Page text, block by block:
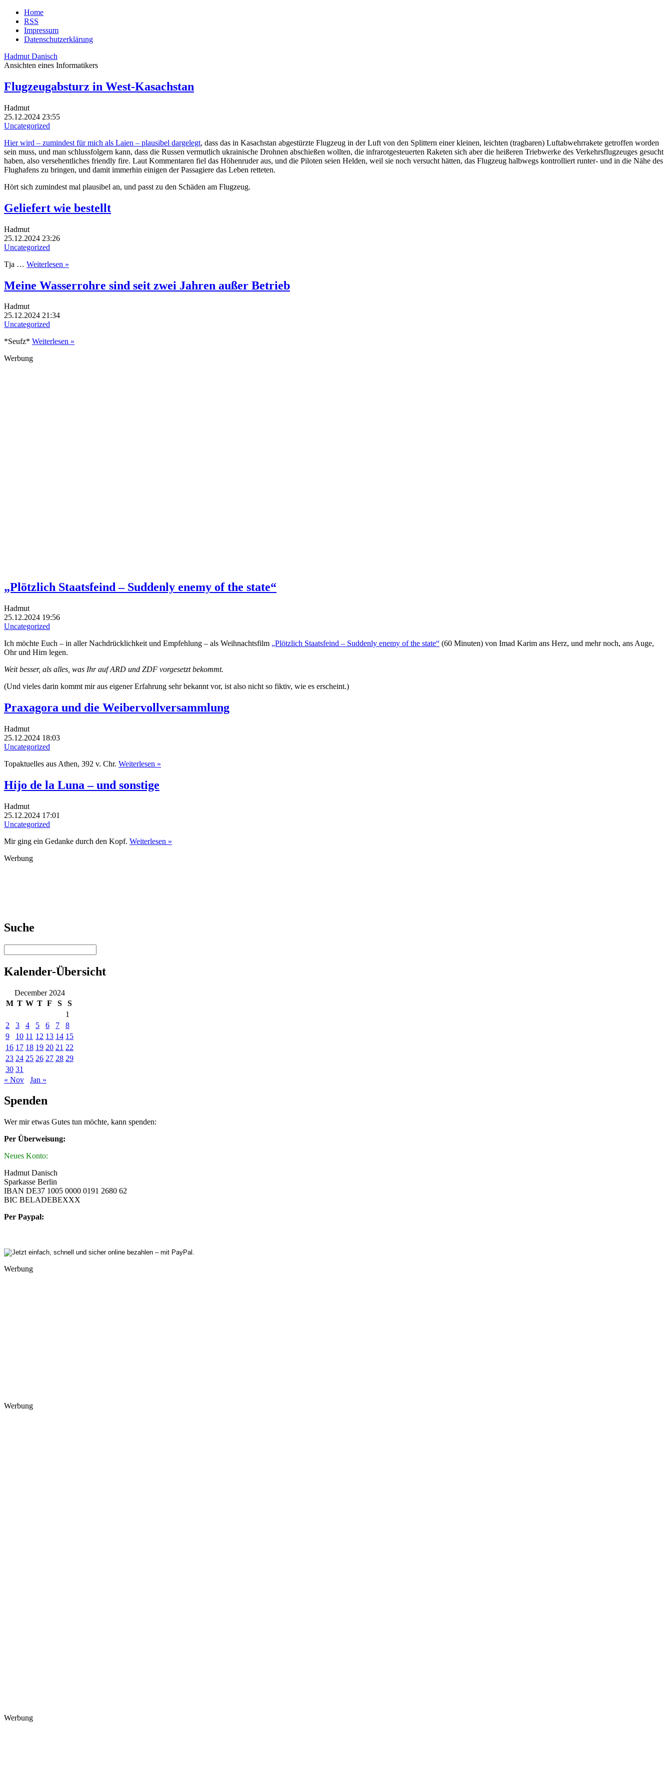
Home
RSS
Impressum
Datenschutzerklärung
Hadmut Danisch
Ansichten eines Informatikers
Flugzeugabsturz in West-Kasachstan
Hadmut
25.12.2024 23:55
Uncategorized
Hier wird – zumindest für mich als Laien – plausibel dargelegt, dass das in Kasachstan abgestürzte Flugzeug in der Luft von den Splittern einer kleinen, leichten (tragbaren) Luftabwehrrakete getroffen worden
sein muss, und man schlussfolgern kann, dass die Russen vermutlich ukrainische Drohnen abschießen wollten, die infrarotgesteuerten Raketen sich aber die heißeren Triebwerke des Verkehrsflugzeuges gesucht
haben, also versehentliches friendly fire. Laut Kommentaren fiel das Höhenruder aus, und die Piloten seien Helden, weil sie noch versucht hätten, das Flugzeug halbwegs kontrolliert runter- und in die Nähe des
Flughafens zu bringen, und damit immerhin einigen der Passagiere das Leben retteten.
Hört sich zumindest mal plausibel an, und passt zu den Schäden am Flugzeug.
Geliefert wie bestellt
Hadmut
25.12.2024 23:26
Uncategorized
Tja … Weiterlesen »
Meine Wasserrohre sind seit zwei Jahren außer Betrieb
Hadmut
25.12.2024 21:34
Uncategorized
*Seufz* Weiterlesen »
Werbung
„Plötzlich Staatsfeind – Suddenly enemy of the state“
Hadmut
25.12.2024 19:56
Uncategorized
Ich möchte Euch – in aller Nachdrücklichkeit und Empfehlung – als Weihnachtsfilm „Plötzlich Staatsfeind – Suddenly enemy of the state“ (60 Minuten) von Imad Karim ans Herz, und mehr noch, ans Auge,
Ohr und Hirn legen.
Weit besser, als alles, was Ihr auf ARD und ZDF vorgesetzt bekommt.
(Und vieles darin kommt mir aus eigener Erfahrung sehr bekannt vor, ist also nicht so fiktiv, wie es erscheint.)
Praxagora und die Weibervollversammlung
Hadmut
25.12.2024 18:03
Uncategorized
Topaktuelles aus Athen, 392 v. Chr. Weiterlesen »
Hijo de la Luna – und sonstige
Hadmut
25.12.2024 17:01
Uncategorized
Mir ging ein Gedanke durch den Kopf. Weiterlesen »
Werbung
Suche
Kalender-Übersicht
December 2024
M T W T F S
S
1
2
3 4 5 6 7
8
9
10 11 12 13 14 15
16 17 18 19 20 21 22
23 24 25 26 27 28 29
30 31
« Nov
Jan »
Spenden
Wer mir etwas Gutes tun möchte, kann spenden:
Per Überweisung:
Neues Konto:
Hadmut Danisch
Sparkasse Berlin
IBAN DE37 1005 0000 0191 2680 62
BIC BELADEBEXXX
Per Paypal:
Werbung
Werbung
Werbung